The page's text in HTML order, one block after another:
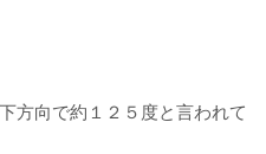
方向で約１２５度と言われて